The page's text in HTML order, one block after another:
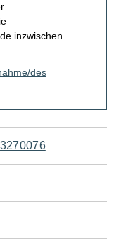
inzwischen
des